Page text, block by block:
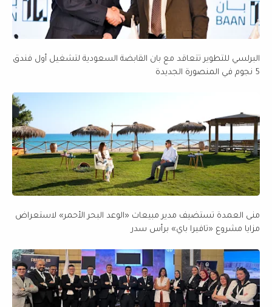
البرلسي للتطوير تتعاقد مع بان القابضة السعودية لتشغيل أول فندق
5 نجوم في المنصورة الجديدة
منى العمدة تستضيف مدير مبيعات «الوعد البحر الأحمر» لاستعراض
مزايا مشروع «تافيرا باي» برأس سدر